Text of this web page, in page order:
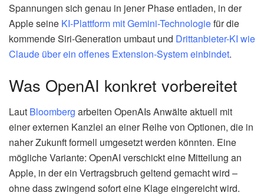
Spannungen sich genau in jener Phase entladen, in der
Apple seine KI-Plattform mit Gemini-Technologiefür die
kommende Siri-Generation umbaut und Drittanbieter-KI wie
Claude über ein offenes Extension-System einbindet.
Was OpenAI konkret vorbereitet
Laut Bloomberg arbeiten OpenAIs Anwälte aktuell mit
einer externen Kanzlei an einer Reihe von Optionen, die in
naher Zukunft formell umgesetzt werden könnten. Eine
mögliche Variante: OpenAI verschickt eine Mitteilung an
Apple, in der ein Vertragsbruch geltend gemacht wird –
ohne dass zwingend sofort eine Klage eingereicht wird.